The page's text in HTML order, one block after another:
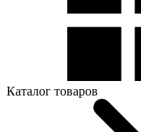
Каталог товаров